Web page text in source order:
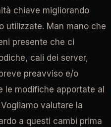
chiave migliorando
utilizzate. Man mano che
presente che ci
cali dei server,
preavviso e/o
le modifiche apportate al
valutare la
a questi cambi prima